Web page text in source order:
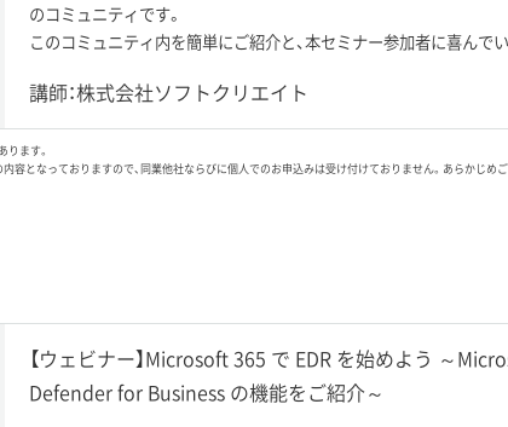
のコミュニティです。
このコミュニティ内を簡単にご紹介と、本セミナー参加者に喜んで
講師：株式会社ソフトクリエイト
ます。
容となっておりますので、同業他社ならびに個人でのお申込みは受け付けておりません。あらかじめご
【ウェビナー】Microsoft 365 で EDR を始めよう ～
Defender for Business の機能をご紹介～